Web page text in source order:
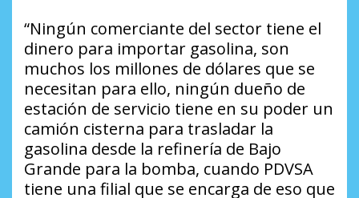
“Ningún comerciante del sector tiene el
dinero para importar gasolina, son
muchos los millones de dólares que se
necesitan para ello, ningún dueño de
estación de servicio tiene en su poder un
camión cisterna para trasladar la
gasolina desde la refinería de Bajo
Grande para la bomba, cuando PDVSA
tiene una filial que se encarga de eso que